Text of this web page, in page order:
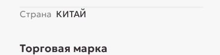
Страна КИТАЙ
Торговая марка